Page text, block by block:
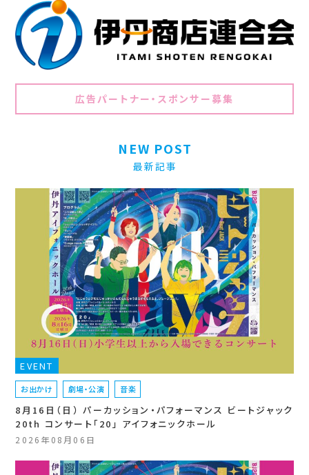
広告パートナー・スポンサー募集
NEW POST
最新記事
EVENT
お出かけ 劇場・公演 音楽
8月16日（日） パーカッション・パフォーマンス ビートジャック
20th コンサート「20」 アイフォニックホール
2026年08月06日